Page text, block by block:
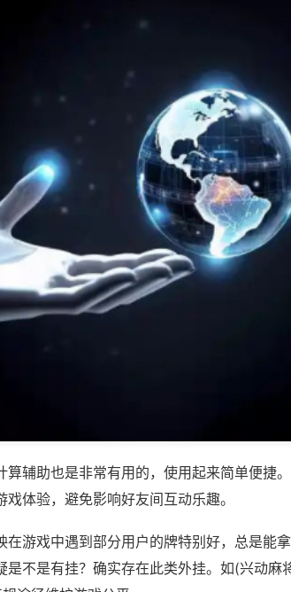
辅助也是非常有用的，使用起来简单便捷
体验，避免影响好友间互动乐趣。
游戏中遇到部分用户的牌特别好，总是能
不是有挂？确实存在此类外挂。如(兴动麻